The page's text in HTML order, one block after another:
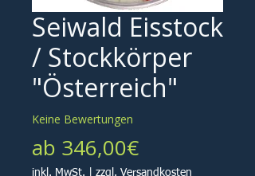
Seiwald Eisstock
/ Stockkörper
"Österreich"
Keine Bewertungen
ab 346,00€Sale-
inkl. MwSt. zzgl. Versandkosten